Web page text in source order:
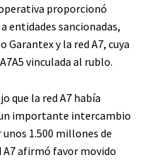
proporcionó
entidades sancionadas,
y la red A7, cuya
vinculada al rublo.
que la red A7 había
importante intercambio
1.500 millones de
A7 afirmó favor movido